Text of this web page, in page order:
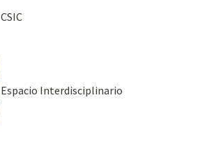
CSIC
Espacio Interdisciplinario